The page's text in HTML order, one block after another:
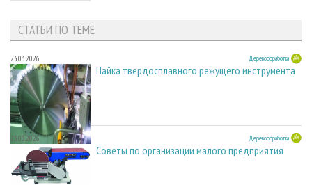
СТАТЬИ ПО ТЕМЕ
23.03.2026 Деревообработка
Пайка твердосплавного режущего инструмента
23.03.2026 Деревообработка
Советы по организации малого предприятия